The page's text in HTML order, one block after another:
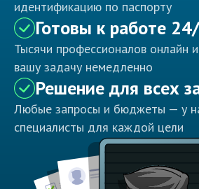
идентификацию по паспорту
Готовы к работе
Тысячи профессионалов онлайн
вашу задачу немедленно
Решение для всех
Любые запросы и бюджеты — у
специалисты для каждой цели